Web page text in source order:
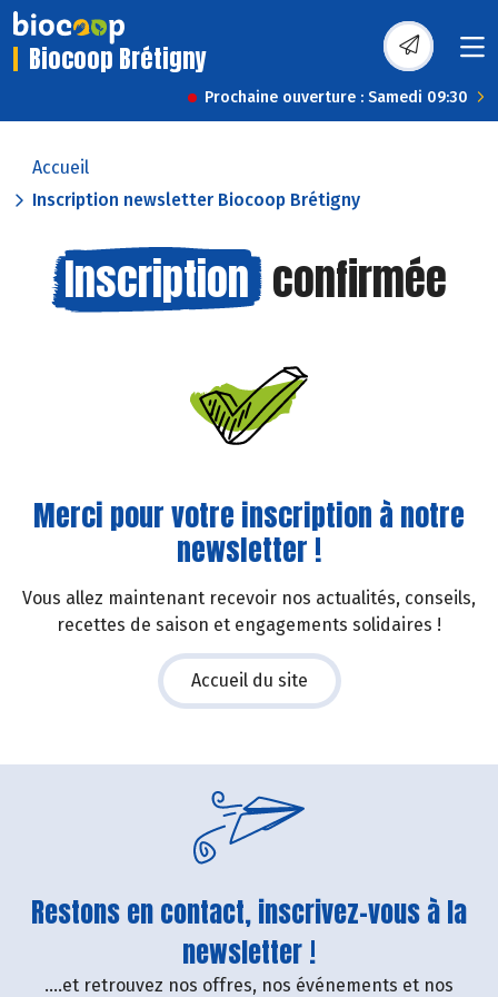
Biocoop Brétigny
Prochaine ouverture : Samedi 09:30
Accueil
Inscription newsletter Biocoop Brétigny
Inscription confirmée
Merci pour votre inscription à notre
newsletter !
Vous allez maintenant recevoir nos actualités, conseils,
recettes de saison et engagements solidaires !
Accueil du site
Restons en contact, inscrivez-vous à la
newsletter !
....et retrouvez nos offres, nos événements et nos